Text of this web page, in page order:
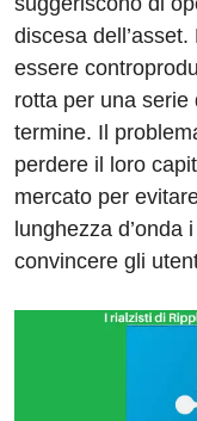
b
o
o
k
dI
n
discesa
essere
rotta per una
termine. Il
perdere il loro
mercato per
lunghezza
convincere gli